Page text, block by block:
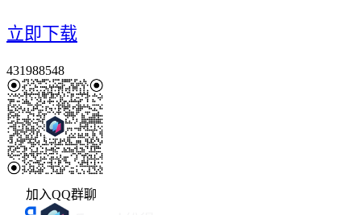
立即下载
431988548
加入QQ群聊